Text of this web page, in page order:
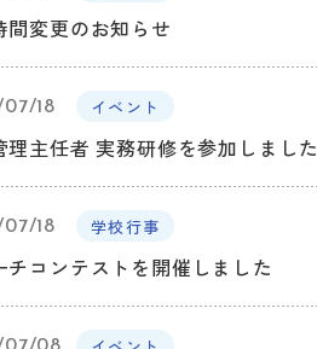
間変更のお知らせ
18 イベント
理主任者 実務研修を参加しました
18 学校行事
チコンテストを開催しました